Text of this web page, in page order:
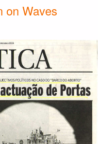
on Waves